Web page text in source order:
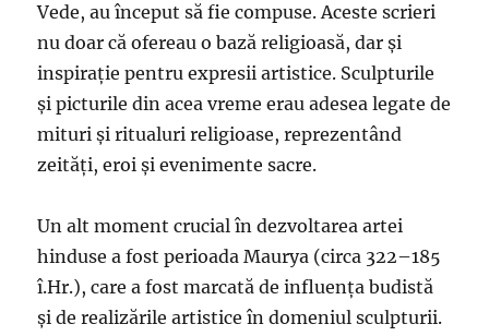
Vede, au început să fie compuse. Aceste scrieri
nu doar că ofereau o bază religioasă, dar și
inspirație pentru expresii artistice. Sculpturile
și picturile din acea vreme erau adesea legate de
mituri și ritualuri religioase, reprezentând
zeități, eroi și evenimente sacre.
Un alt moment crucial în dezvoltarea artei
hinduse a fost perioada Maurya (circa 322–185
î.Hr.), care a fost marcată de influența budistă
și de realizările artistice în domeniul sculpturii.